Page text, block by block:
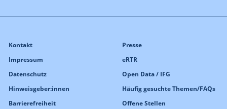
Kontakt
Impressum
Datenschutz
Hinweisgeber:innen
Barrierefreiheit
Presse
eRTR
Open Data / IFG
Häufig gesuchte Themen/FAQs
Offene Stellen